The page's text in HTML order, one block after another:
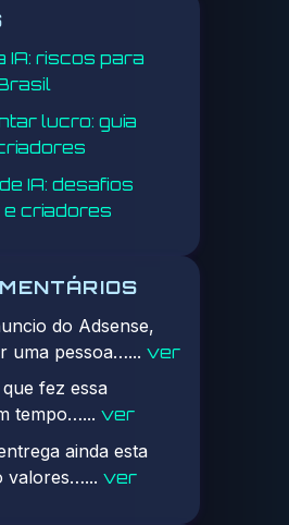
IA: riscos para
lucro: guia
IA: desafios
criadores
do Adsense,
uma pessoa…... ver
fez essa
tempo…... ver
ainda esta
valores…... ver